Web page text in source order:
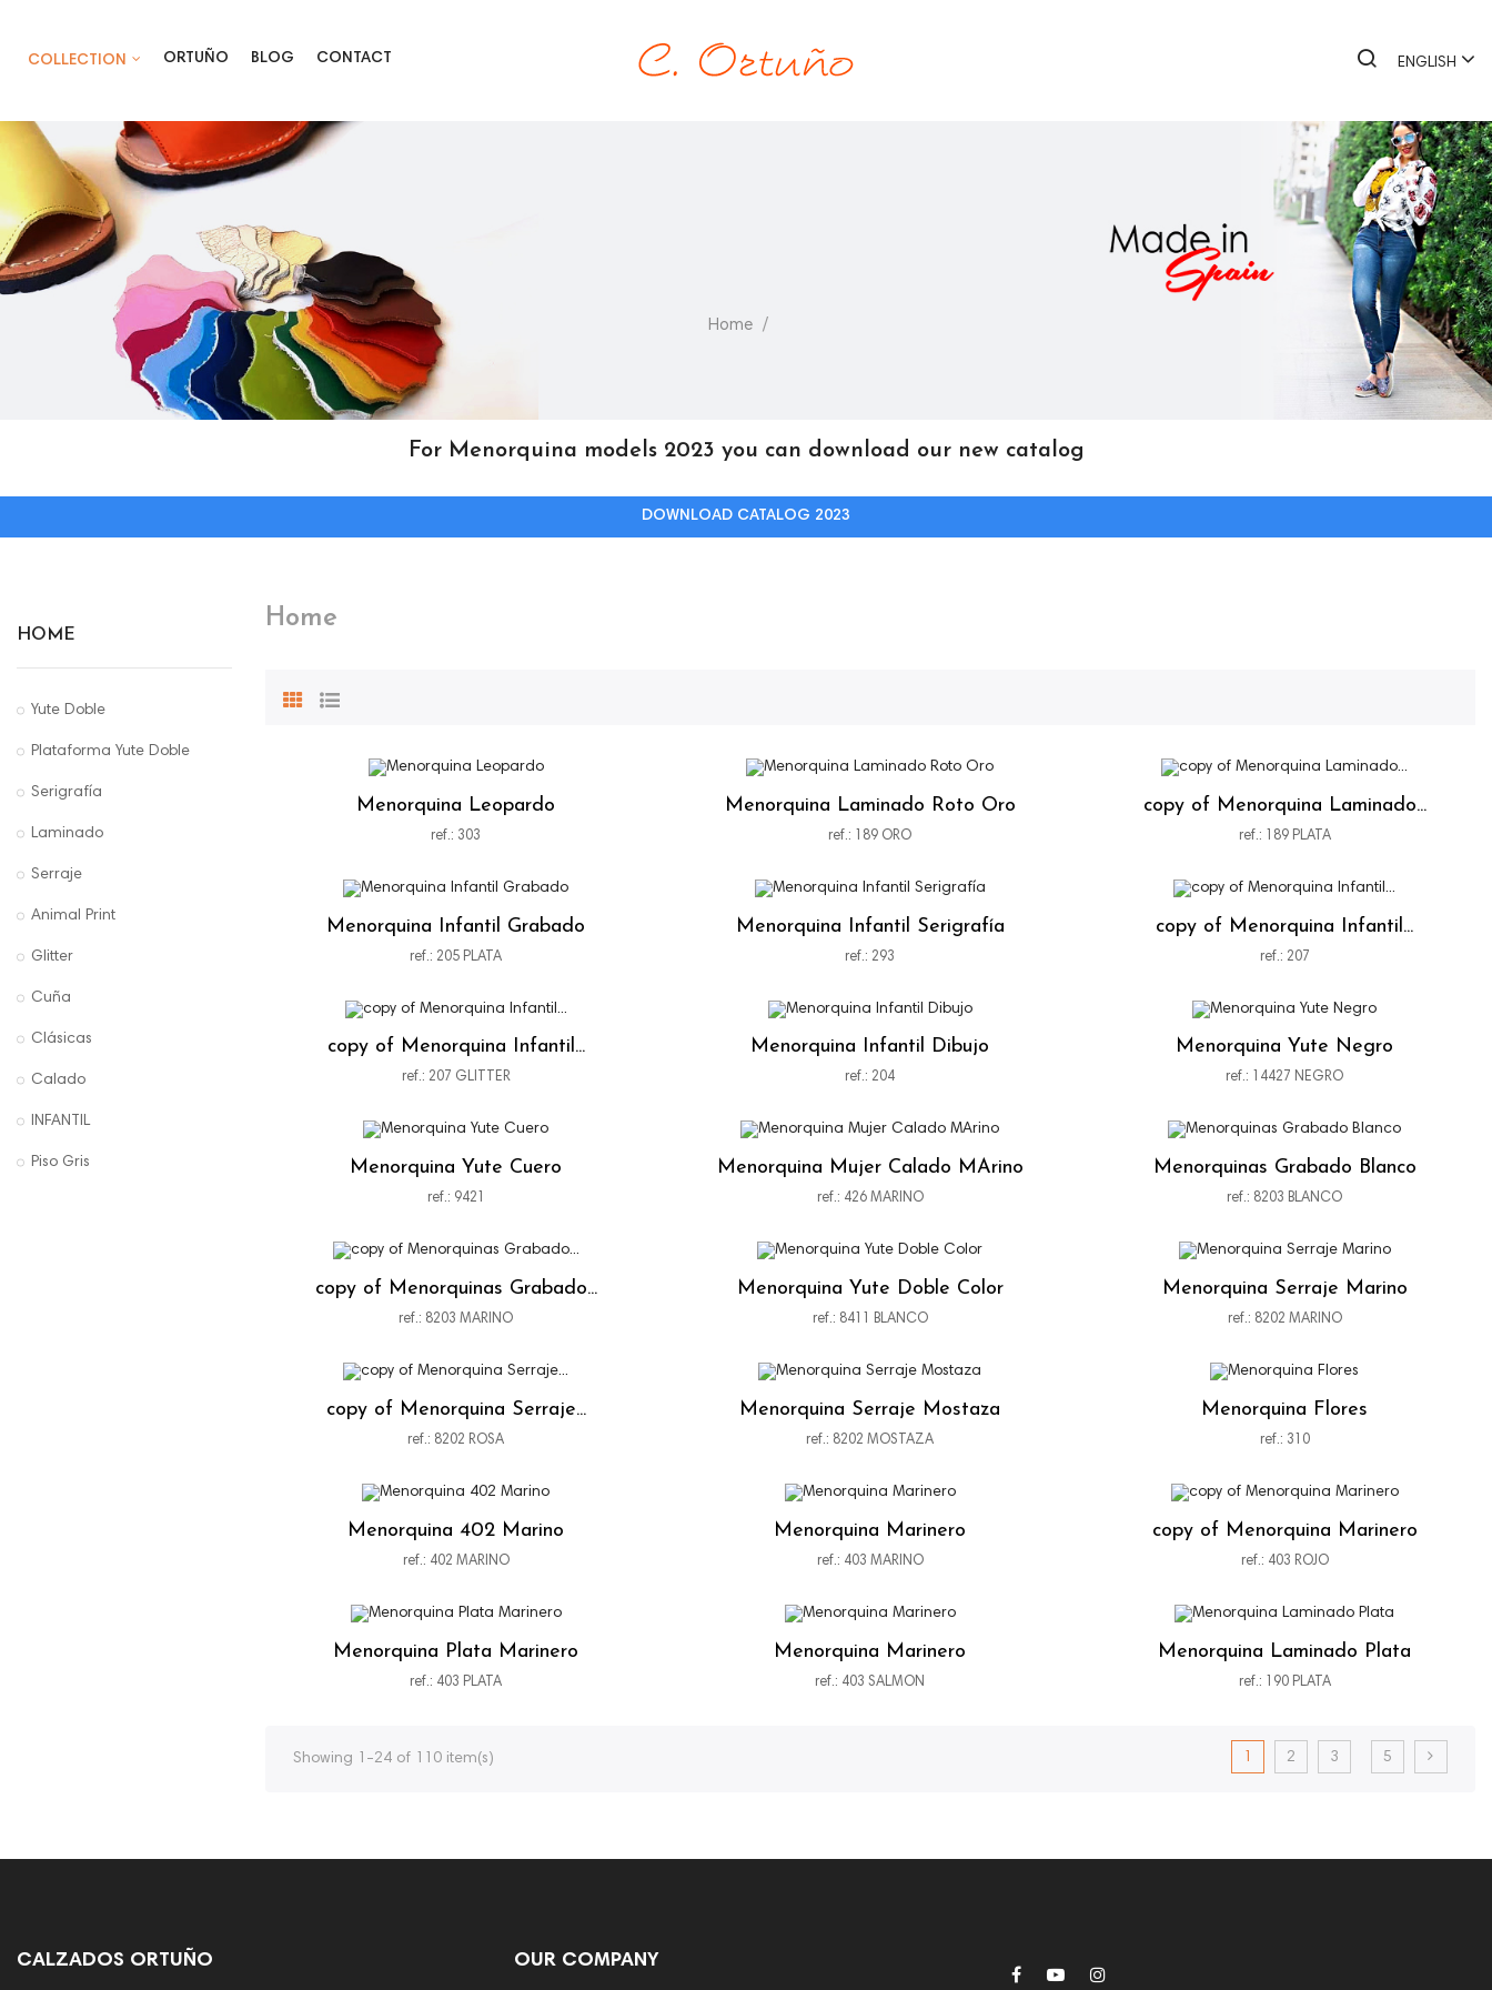
COLLECTION ORTUÑO BLOG CONTACT ENGLISH
Home
For Menorquina models 2023 you can download our new catalog
DOWNLOAD CATALOG 2023
HOME
Yute Doble
Plataforma Yute Doble
Serigrafía
Laminado
Serraje
Animal Print
Glitter
Cuña
Clásicas
Calado
INFANTIL
Piso Gris
Home
Menorquina Leopardo
ref.: 303
Menorquina Laminado Roto Oro
ref.: 189 ORO
copy of Menorquina Laminado...
ref.: 189 PLATA
Menorquina Infantil Grabado
ref.: 205 PLATA
Menorquina Infantil Serigrafía
ref.: 293
copy of Menorquina Infantil...
ref.: 207
copy of Menorquina Infantil...
ref.: 207 GLITTER
Menorquina Infantil Dibujo
ref.: 204
Menorquina Yute Negro
ref.: 14427 NEGRO
Menorquina Yute Cuero
ref.: 9421
Menorquina Mujer Calado MArino
ref.: 426 MARINO
Menorquinas Grabado Blanco
ref.: 8203 BLANCO
copy of Menorquinas Grabado...
ref.: 8203 MARINO
Menorquina Yute Doble Color
ref.: 8411 BLANCO
Menorquina Serraje Marino
ref.: 8202 MARINO
copy of Menorquina Serraje...
ref.: 8202 ROSA
Menorquina Serraje Mostaza
ref.: 8202 MOSTAZA
Menorquina Flores
ref.: 310
Menorquina 402 Marino
ref.: 402 MARINO
Menorquina Marinero
ref.: 403 MARINO
copy of Menorquina Marinero
ref.: 403 ROJO
Menorquina Plata Marinero
ref.: 403 PLATA
Menorquina Marinero
ref.: 403 SALMON
Menorquina Laminado Plata
ref.: 190 PLATA
Showing 1-24 of 110 item(s) 2 3 5
CALZADOS ORTUÑO OUR COMPANY